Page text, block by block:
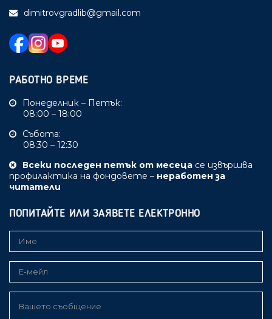
dimitrovgradlib@gmail.com
РАБОТНО ВРЕМЕ
Понеделник – Петък:
08:00 – 18:00
Събота:
08:30 – 12:30
Всеки последен петък от месеца се извършва
профилактика на фондовете – неработен за
читатели
ПОПИТАЙТЕ ИЛИ ЗАЯВЕТЕ ЕЛЕКТРОННО